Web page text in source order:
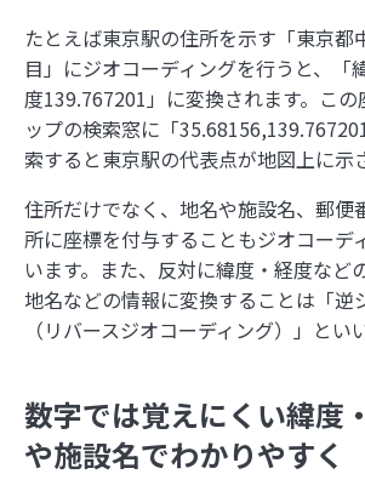
事なのは「地域の多様性」
【ジオ用語解説】ベクトル
内閣府とGeolonia、「地理
に関する勉強会」を開催
ジオ業界の動向をまとめて
イター片岡氏が選ぶ「ジオ
2024」を発表
1
実際の大きさはこんなに違
たとえば東京駅の住所を示す「東京都
目」にジオコーディングを行うと、「
度139.767201」に変換されます。こ
ップの検索窓に「
索すると東京駅の代表点が地図上に示
住所だけでなく、地名や施設名、郵便
所に座標を付与することもジオコーデ
います。また、反対に緯度・経度など
地名などの情報に変換することは「逆
（リバースジオコーディング）」とい
数字では覚えにくい緯度
や施設名でわかりやすく